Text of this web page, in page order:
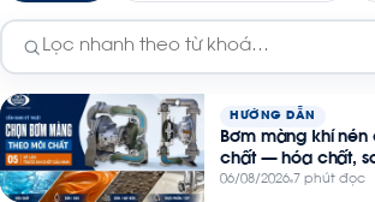
HƯỚNG DẪN
Bơm màng khí nén
chất — hóa chất,
06/08/2026 7 phút đọc